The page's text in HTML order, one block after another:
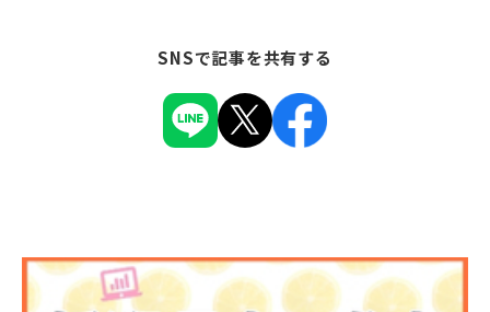
SNSで記事を共有する